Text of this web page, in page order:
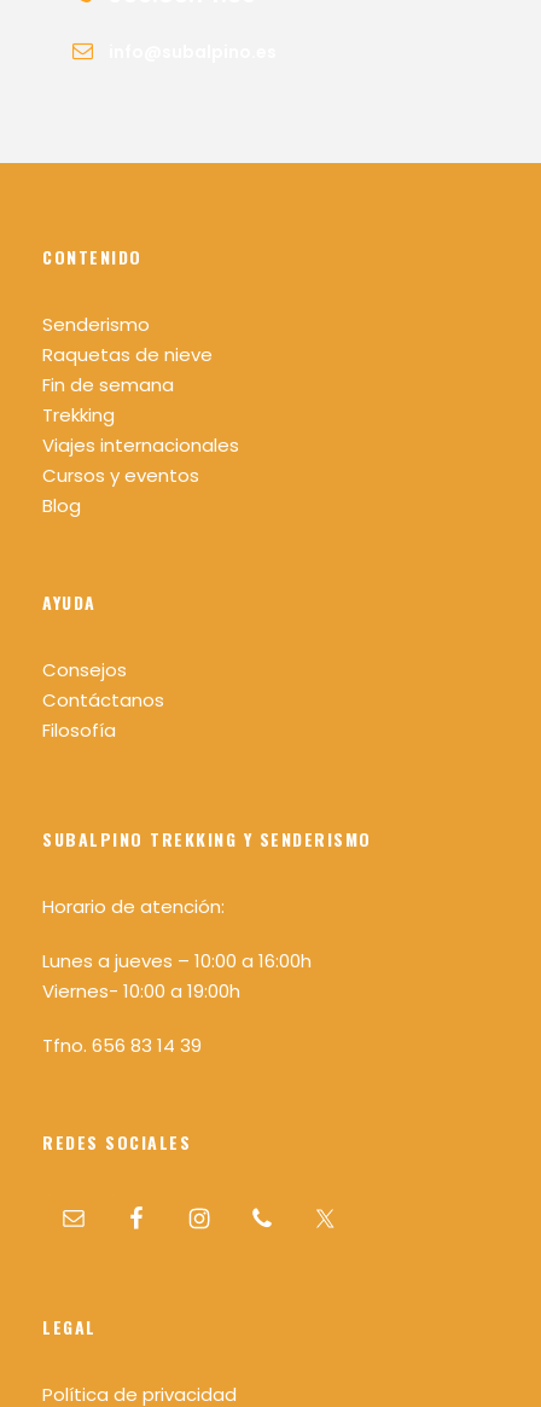
CONTENIDO
Senderismo
Raquetas de nieve
Fin de semana
Trekking
Viajes internacionales
Cursos y eventos
Blog
AYUDA
Consejos
Contáctanos
Filosofía
SUBALPINO TREKKING Y SENDERISMO
Horario de atención:
Lunes a jueves – 10:00 a 16:00h
Viernes- 10:00 a 19:00h
Tfno. 656 83 14 39
REDES SOCIALES
LEGAL
Política de privacidad